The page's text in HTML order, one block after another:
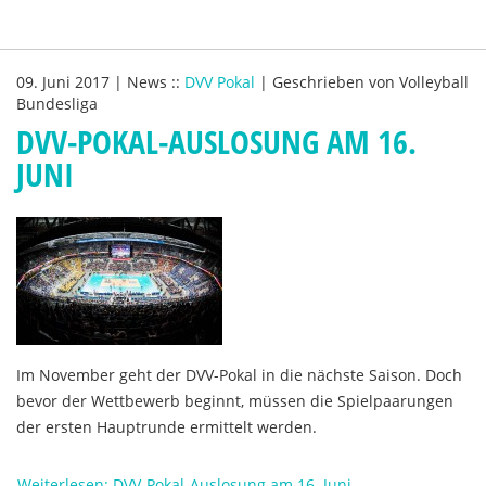
09. Juni 2017 | News :: DVV Pokal | Geschrieben von Volleyball
Bundesliga
DVV-POKAL-AUSLOSUNG AM 16.
JUNI
Im November geht der DVV-Pokal in die nächste Saison. Doch
bevor der Wettbewerb beginnt, müssen die Spielpaarungen
der ersten Hauptrunde ermittelt werden.